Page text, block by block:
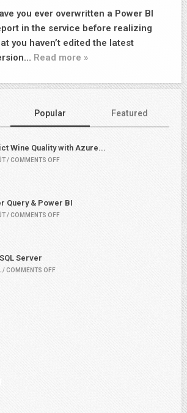
you ever overwritten a Power BI
in the service before realizing
you haven’t edited the latest
Read more »
Popular Featured
Wine Quality with Azure...
/ COMMENTS OFF
Query & Power BI
/ COMMENTS OFF
Server
/ COMMENTS OFF